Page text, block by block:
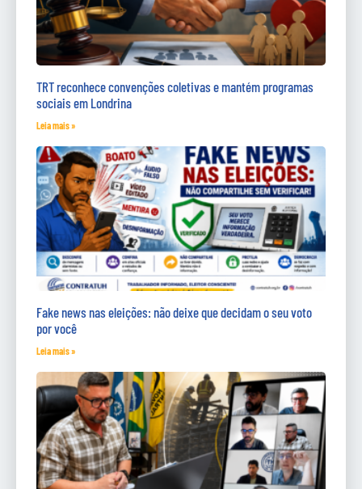
TRT reconhece convenções coletivas e mantém programas
sociais em Londrina
Leia mais »
Fake news nas eleições: não deixe que decidam o seu voto
por você
Leia mais »